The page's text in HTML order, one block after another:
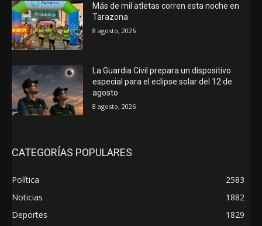
Más de mil atletas corren esta noche en
Tarazona
8 agosto, 2026
La Guardia Civil prepara un dispositivo
especial para el eclipse solar del 12 de
agosto
8 agosto, 2026
CATEGORÍAS POPULARES
Política
2583
Noticias
1882
Deportes
1829